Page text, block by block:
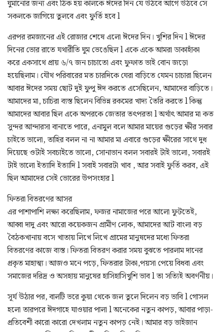
ঘুমানোর জন্য এবং ঠিক হয় কালকে ঈদের দিন যে উঠবে আগে উঠবে সে
সকলকে জাগিয়ে তুলবে এবং ফুর্তি হবে l
এরপর রমজানের এই রোজার শেষে এলো ঈদের দিন। খুশির দিন l ঈদের
দিনের ভোর রাতে যথারীতি ঘুম ভেঙেছিল l একে একে আমরা ডাকাহাঁকা
করে একসাথে প্রায় ৬/৭ জন চাচাতো এবং ফুফাত ভাই বোন জড়ো
হয়েছিলাম। যৌথ পরিবারের মত চারদিকে ঘেরা বাড়িতে যেমন চাচারা ছিলেন
আবার ঈদের সময় ছোট দুই ফুপু ঈদ করতে এসেছিলেন, আমাদের বাড়িতে।
আমাদের মা, চাচিরা ব্যস্ত ছিলেন বিভিন্ন রকমের খাদ্য তৈরি করতে l কিন্তু
আমাদের আবার ছিল একে অপরকে জেতার তৎপরতা l অর্থাৎ আমার মা কত
সুন্দর আন্দারসা বানাতে পারে, এনামুল বলে আমার মায়ের গুড়ের ক্ষীর সবার
চাইতে ভালো, তাহির বলল না না আমার মা এবারে গুড়ের ক্ষীরের সাথে দুধ
দিয়েছে ওটাই সবচাইতে ভালো, সোনাভান বলল সবারই টাই ভালো, সবারই
টাই ভালো ইত্যাদি ইত্যাদি l সবাই সবারটা খাব , আর সবাই ফুর্তি করব, এই
ছিল আমাদের সেই ভোরের উপসংহার l
ফিতরা বিতরণের আসর
এর পাশাপাশি লক্ষ্য করেছিলাম, ফজর নামাজের পরে আলো ফুটতেই,
আব্বা দাদু এবং আরো কয়েকজন গ্রামীণ লোক, আমাদের আট বাংলা বড়
বৈঠকখানায় বসে খাতায় লিখে লিখে গ্রামের মানুষদের মধ্যে ফিতরা
বিতরণের কাজে ব্যস্ত। ফিতরা বিতরণ করার সময় বুঝতে পারলাম দানের
প্রকৃত মাহাত্ম্য। আজও মনে পড়ে, ফিতরার টাকা,পয়সা পেয়ে বিধবা এবং
সমাজের দরিদ্র ও অসহায় মানুষের হাসিহাসিখুশি ভাব l তা সত্যিই অবর্ণনীয়।
সূর্য উঠার পর, বালটি ভরে কুয়া থেকে জল তুলে দিলেন বড় ভাবি l গোসল
হলো তারপরে ঈদগাহে যাওয়ার পালা l অনেকের নতুন কাপড়, আবার পাড়া-
প্রতিবেশী কারো কারো দেখলাম নতুন কাপড় নেই। আমার বড় ভাইজান